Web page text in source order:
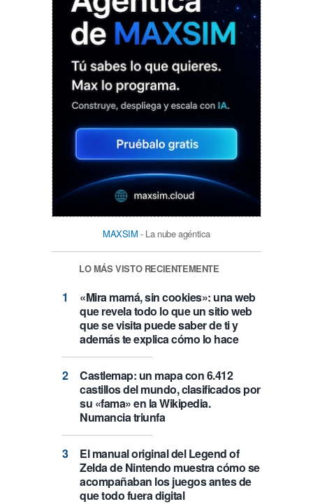
MAXSIM - La nube agéntica
LO MÁS VISTO RECIENTEMENTE
«Mira mamá, sin cookies»: una web
que revela todo lo que un sitio web
que se visita puede saber de ti y
además te explica cómo lo hace
Castlemap: un mapa con 6.412
castillos del mundo, clasificados por
su «fama» en la Wikipedia.
Numancia triunfa
El manual original del Legend of
Zelda de Nintendo muestra cómo se
acompañaban los juegos antes de
que todo fuera digital